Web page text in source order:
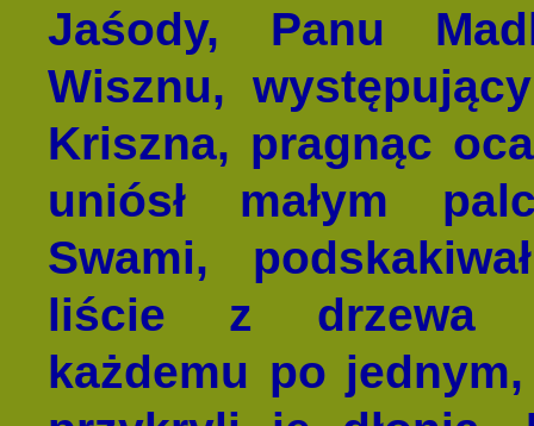
Jaśody, Panu
Wisznu,
Kriszna, pragnąc
uniósł małym
Swami,
liście z drzewa
każdemu po